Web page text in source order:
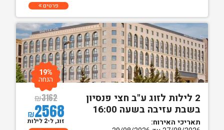
פרטים
2 לילות לזוג ע"ב חצי פנסיון
בשבת עזיבה בשעה 16:00
תאריכי האירוח:
₪3162
₪2568
19%
הנחה
זוג, ל-2 לילות